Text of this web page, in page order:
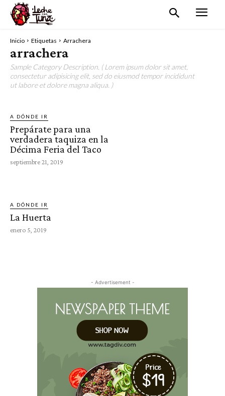
Inicio Etiquetas Arrachera
arrachera
Sample Category Description. ( Lorem ipsum dolor sit amet,
consectetur adipisicing elit, sed do eiusmod tempor incididunt
ut labore et dolore magna aliqua. )
A DÓNDE IR
Prepárate para una
verdadera taquiza en la
Décima Feria del Taco
septiembre 21, 2019
A DÓNDE IR
La Huerta
enero 5, 2019
- Advertisement -